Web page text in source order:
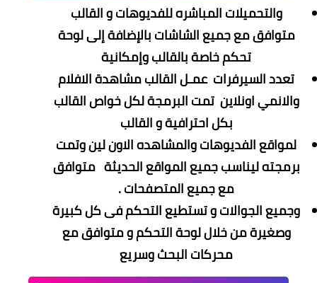
والتحميلات المباشره للفديوهات و القالب
متوافق مع جميع الشاشات بالإضافة إلى لوحة
تحكم خاصة بالقالب وإمكانية
تعدد السيرفرات عمـل القالب مشاهدة الافلام
والانمي اونلاين تمت البرمجة لكل خواص القالب
بكل احترافية و القالب
لمواقع الفديوهات والمشاهده الاون لين وتمت
برمجته ليناسب جميع المواقع الحديثة متوافق
مع جميع المتصفحات .
وجميع الجوالات و تستطيع التحكم فى كل كبيرة
وصغيرة من خلال لوحة التحكم و متوافق مع
محركات البحث وسريع